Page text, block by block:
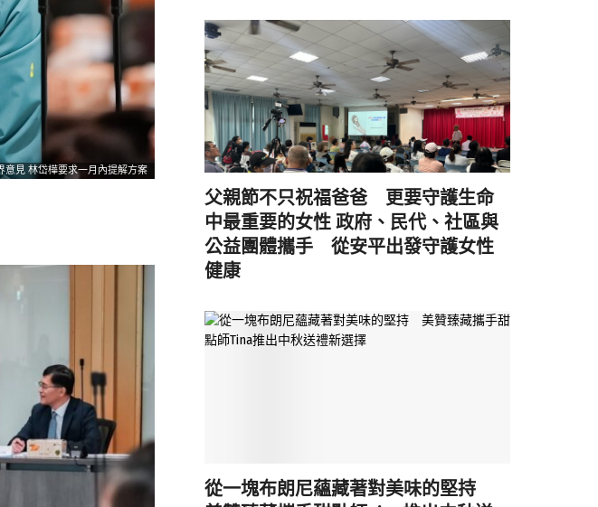
意見 林岱樺要求一月內提解方案
父親節不只祝福爸爸 更要守護生命
中最重要的女性 政府、民代、社區與
公益團體攜手 從安平出發守護女性
健康
從一塊布朗尼蘊藏著對美味的堅持